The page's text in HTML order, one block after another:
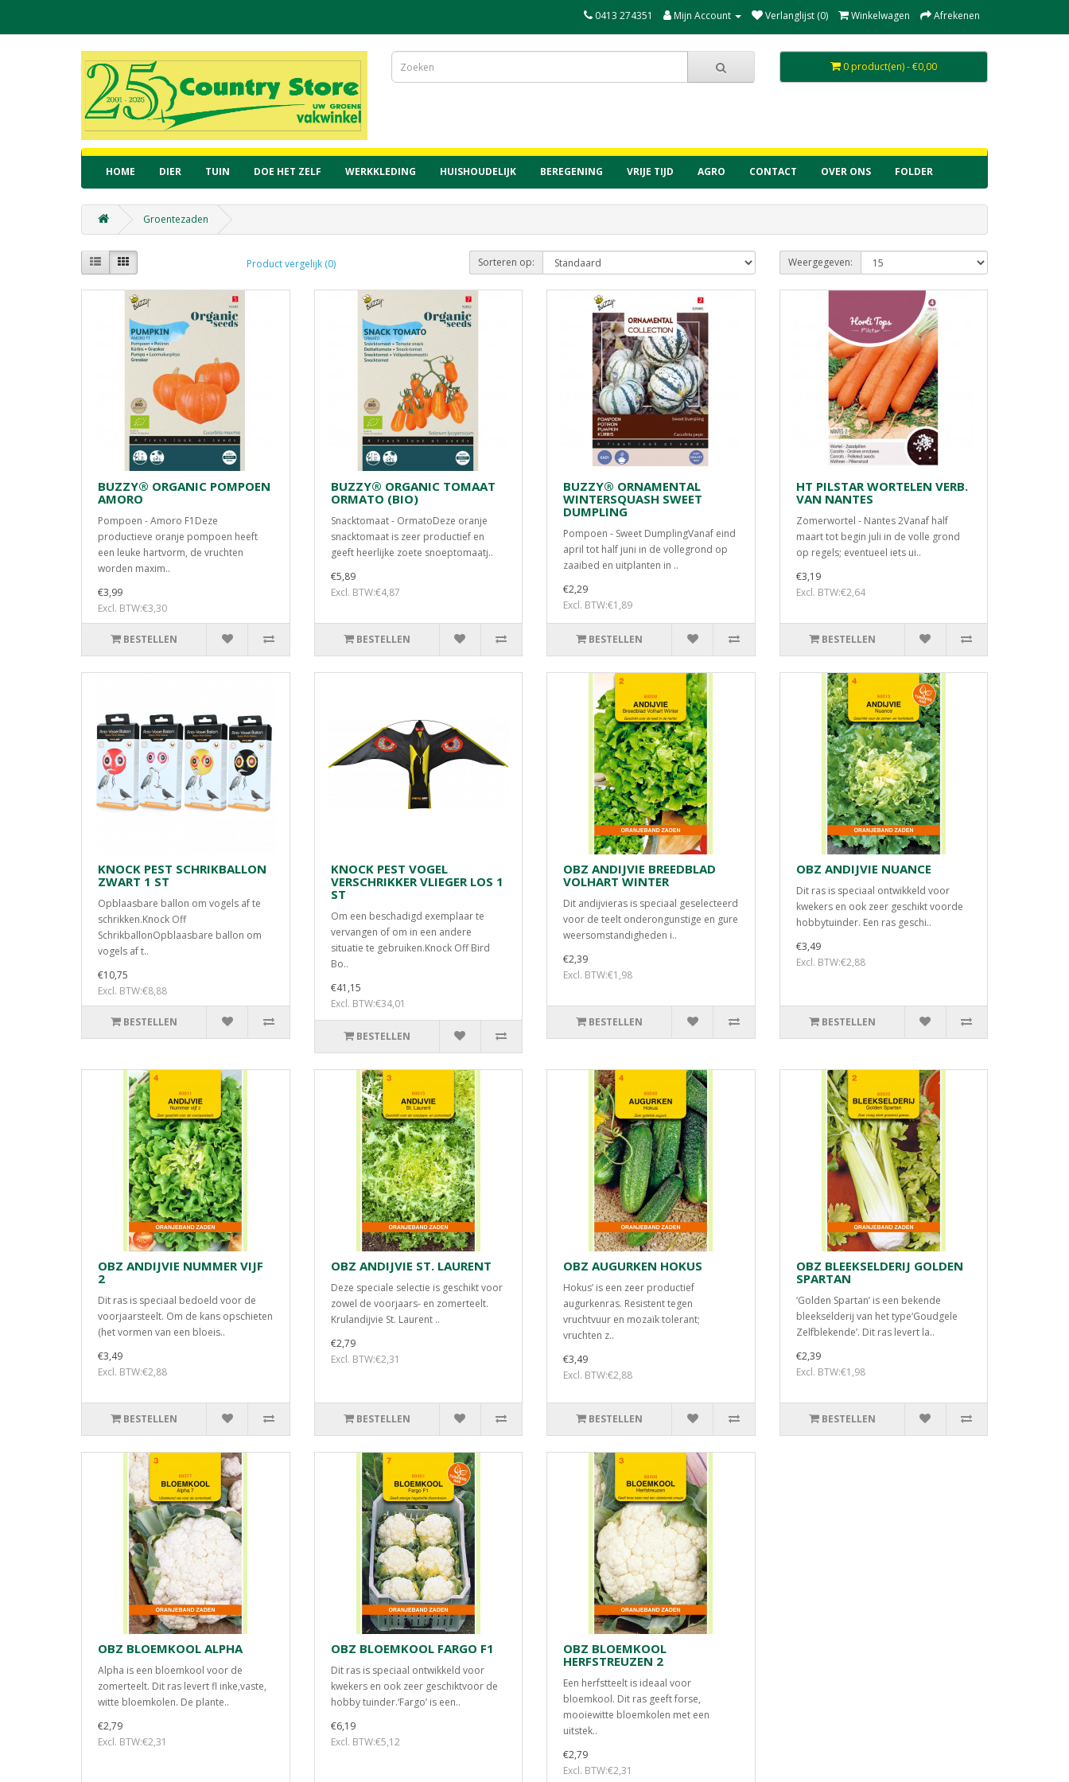
0413 274351 Mijn Account Verlanglijst (0) Winkelwagen Afrekenen
0 product(en) - €0,00
HOME DIER TUIN DOE HET ZELF WERKKLEDING HUISHOUDELIJK BEREGENING VRIJE TIJD AGRO CONTACT OVER ONS FOLDER
Groentezaden
Product vergelijk (0) Sorteren op: Weergegeven:
BUZZY® ORGANIC POMPOEN
AMORO
Pompoen - Amoro F1Deze
productieve oranje pompoen heeft
een leuke hartvorm, de vruchten
worden maxim..
€3,99
Excl. BTW:€3,30
BESTELLEN
BUZZY® ORGANIC TOMAAT
ORMATO (BIO)
Snacktomaat - OrmatoDeze oranje
snacktomaat is zeer productief en
geeft heerlijke zoete snoeptomaatj..
€5,89
Excl. BTW:€4,87
BESTELLEN
BUZZY® ORNAMENTAL
WINTERSQUASH SWEET
DUMPLING
Pompoen - Sweet DumplingVanaf eind
april tot half juni in de vollegrond op
zaaibed en uitplanten in ..
€2,29
Excl. BTW:€1,89
BESTELLEN
HT PILSTAR WORTELEN VERB.
VAN NANTES
Zomerwortel - Nantes 2Vanaf half
maart tot begin juli in de volle grond
op regels; eventueel iets ui..
€3,19
Excl. BTW:€2,64
BESTELLEN
KNOCK PEST SCHRIKBALLON
ZWART 1 ST
Opblaasbare ballon om vogels af te
schrikken.Knock Off
SchrikballonOpblaasbare ballon om
vogels af t..
€10,75
Excl. BTW:€8,88
BESTELLEN
KNOCK PEST VOGEL
VERSCHRIKKER VLIEGER LOS 1
ST
Om een beschadigd exemplaar te
vervangen of om in een andere
situatie te gebruiken.Knock Off Bird
Bo..
€41,15
Excl. BTW:€34,01
BESTELLEN
OBZ ANDIJVIE BREEDBLAD
VOLHART WINTER
Dit andijvieras is speciaal geselecteerd
voor de teelt onderongunstige en gure
weersomstandigheden i..
€2,39
Excl. BTW:€1,98
BESTELLEN
OBZ ANDIJVIE NUANCE
Dit ras is speciaal ontwikkeld voor
kwekers en ook zeer geschikt voorde
hobbytuinder. Een ras geschi..
€3,49
Excl. BTW:€2,88
BESTELLEN
OBZ ANDIJVIE NUMMER VIJF
2
Dit ras is speciaal bedoeld voor de
voorjaarsteelt. Om de kans opschieten
(het vormen van een bloeis..
€3,49
Excl. BTW:€2,88
BESTELLEN
OBZ ANDIJVIE ST. LAURENT
Deze speciale selectie is geschikt voor
zowel de voorjaars- en zomerteelt.
Krulandijvie St. Laurent ..
€2,79
Excl. BTW:€2,31
BESTELLEN
OBZ AUGURKEN HOKUS
Hokus’ is een zeer productief
augurkenras. Resistent tegen
vruchtvuur en mozaïk tolerant;
vruchten z..
€3,49
Excl. BTW:€2,88
BESTELLEN
OBZ BLEEKSELDERIJ GOLDEN
SPARTAN
‘Golden Spartan’ is een bekende
bleekselderij van het type‘Goudgele
Zelfblekende’. Dit ras levert la..
€2,39
Excl. BTW:€1,98
BESTELLEN
OBZ BLOEMKOOL ALPHA
Alpha is een bloemkool voor de
zomerteelt. Dit ras levert fl inke,vaste,
witte bloemkolen. De plante..
€2,79
Excl. BTW:€2,31
OBZ BLOEMKOOL FARGO F1
Dit ras is speciaal ontwikkeld voor
kwekers en ook zeer geschiktvoor de
hobby tuinder.‘Fargo’ is een..
€6,19
Excl. BTW:€5,12
OBZ BLOEMKOOL
HERFSTREUZEN 2
Een herfstteelt is ideaal voor
bloemkool. Dit ras geeft forse,
mooiewitte bloemkolen met een
uitstek..
€2,79
Excl. BTW:€2,31